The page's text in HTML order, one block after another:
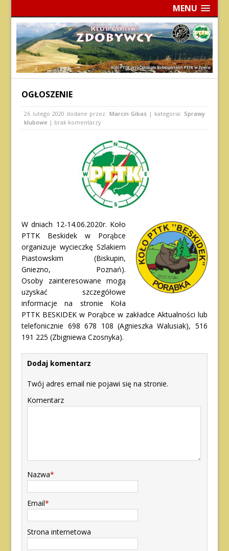
MENU
OGŁOSZENIE
26 lutego 2020 dodane przez: Marcin Gibas | kategoria: Sprawy
klubowe | brak komentarzy
W dniach 12-14.06.2020r. Koło
PTTK Beskidek w Porąbce
organizuje wycieczkę Szlakiem
Piastowskim (Biskupin,
Gniezno, Poznań).
Osoby zainteresowane mogą
uzyskać szczegółowe
informacje na stronie Koła
PTTK BESKIDEK w Porąbce w zakładce Aktualności lub
telefonicznie 698 678 108 (Agnieszka Walusiak), 516
191 225 (Zbigniewa Czosnyka).
Dodaj komentarz
Twój adres email nie pojawi się na stronie.
Komentarz
Nazwa*
Email*
Strona internetowa